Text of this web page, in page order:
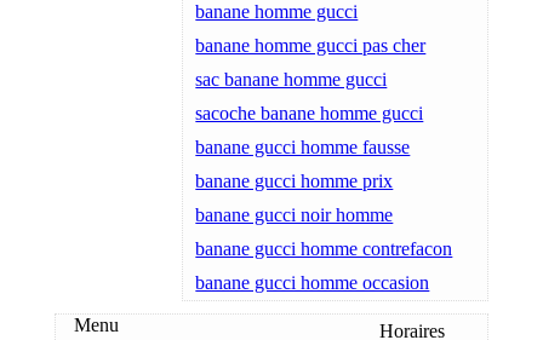
banane homme gucci
banane homme gucci pas cher
sac banane homme gucci
sacoche banane homme gucci
banane gucci homme fausse
banane gucci homme prix
banane gucci noir homme
banane gucci homme contrefacon
banane gucci homme occasion
Menu Horaires